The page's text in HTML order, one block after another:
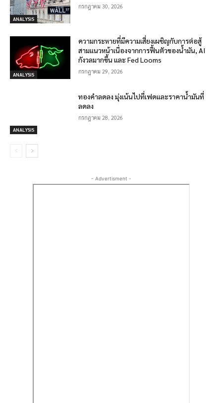
ANALYSIS
กรกฎาคม 30, 2026
ANALYSIS
ความกระหายที่มีความเสี่ยงเผชิญกับการต่อสู้
สามแนวหน้าเนื่องจากการฟื้นตัวของน้ำมัน, AI
กังวลมากขึ้น และ Fed Looms
กรกฎาคม 29, 2026
ANALYSIS
ทองคำลดลง มุ่งเน้นไปที่เฟดและราคาน้ำมันที่
ลดลง
กรกฎาคม 28, 2026
- Advertisment -